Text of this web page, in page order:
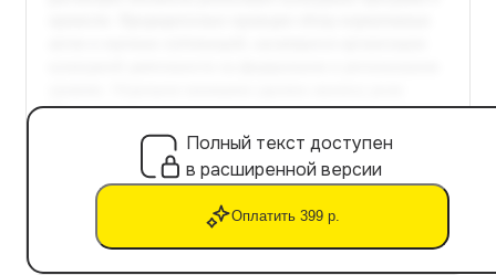
Полный текст доступен
в расширенной версии
Оплатить 399 р.